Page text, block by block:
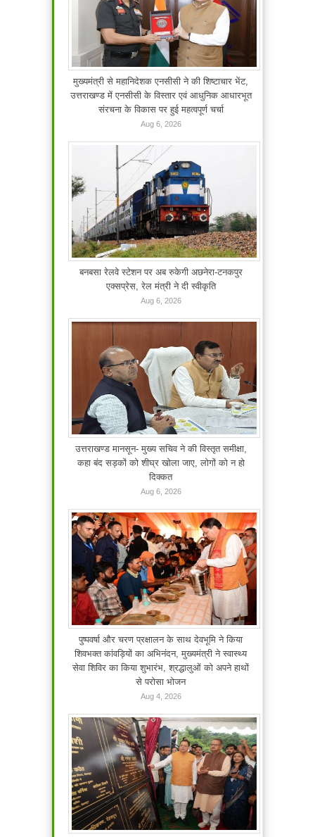
मुख्यमंत्री से महानिदेशक एनसीसी ने की शिष्टाचार भेंट,
उत्तराखण्ड में एनसीसी के विस्तार एवं आधुनिक आधारभूत
संरचना के विकास पर हुई महत्वपूर्ण चर्चा
Aug 6, 2026
बनबसा रेलवे स्टेशन पर अब रुकेगी अछनेरा-टनकपुर
एक्सप्रेस, रेल मंत्री ने दी स्वीकृति
Aug 6, 2026
उत्तराखण्ड मानसून- मुख्य सचिव ने की विस्तृत समीक्षा,
कहा बंद सड़कों को शीघ्र खोला जाए, लोगों को न हो
दिक्कत
Aug 6, 2026
पुष्पवर्षा और चरण प्रक्षालन के साथ देवभूमि ने किया
शिवभक्त कांवड़ियों का अभिनंदन, मुख्यमंत्री ने स्वास्थ्य
सेवा शिविर का किया शुभारंभ, श्रद्धालुओं को अपने हाथों
से परोसा भोजन
Aug 4, 2026